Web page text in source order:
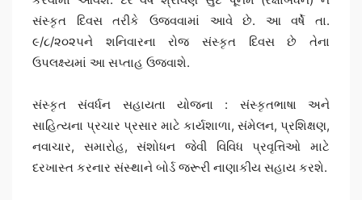
સંસ્કૃત દિવસ તરીકે ઉજવવામાં આવે છે. આ વર્ષે તા.
૯/૮/૨૦૨૫ને શનિવારના રોજ સંસ્કૃત દિવસ છે તેના
ઉપલક્ષ્યમાં આ સપ્તાહ ઉજવાશે.
સંસ્કૃત સંવર્ધન સહાયતા યોજના : સંસ્કૃતભાષા અને
સાહિત્યના પ્રચાર પ્રસાર માટે કાર્યશાળા, સંમેલન, પ્રશિક્ષણ,
નવાચાર, સમારોહ, સંશોધન જેવી વિવિધ પ્રવૃત્તિઓ માટે
દરખાસ્ત કરનાર સંસ્થાને બોર્ડ જરૂરી નાણાકીય સહાય કરશે.